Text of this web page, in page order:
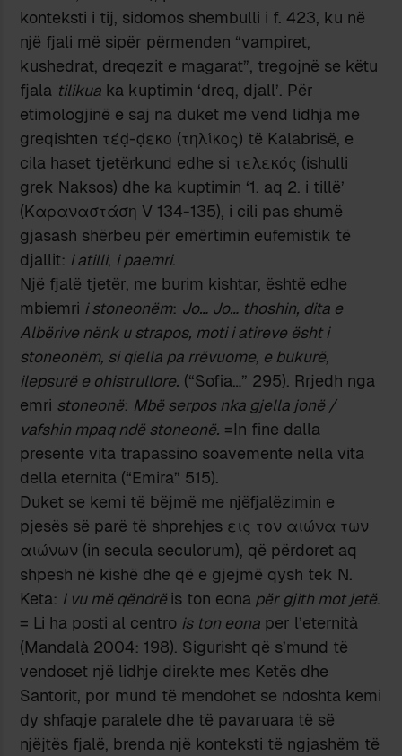
konteksti i tij, sidomos shembulli i f. 423, ku në
një fjali më sipër përmenden “vampiret,
kushedrat, dreqezit e magarat”, tregojnë se këtu
fjala tilikua ka kuptimin ‘dreq, djall’. Për
etimologjinë e saj na duket me vend lidhja me
greqishten τέḍ-ḍεκο (τηλίκος) të Kalabrisë, e
cila haset tjetërkund edhe si τελεκός (ishulli
grek Νaksos) dhe ka kuptimin ‘1. aq 2. i tillë’
(Καραναστάση V 134-135), i cili pas shumë
gjasash shërbeu për emërtimin eufemistik të
djallit: i atilli, i paemri.
Një fjalë tjetër, me burim kishtar, është edhe
mbiemri i stoneonëm: Jo… Jo… thoshin, dita e
Albërive nënk u strapos, moti i atireve ësht i
stoneonëm, si qiella pa rrëvuome, e bukurë,
ilepsurë e ohistrullore. (“Sofia…” 295). Rrjedh nga
emri stoneonë: Mbë serpos nka gjella jonë /
vafshin mpaq ndë stoneonë. =In fine dalla
presente vita trapassino soavemente nella vita
della eternita (“Emira” 515).
Duket se kemi të bëjmë me njëfjalëzimin e
pjesës së parë të shprehjes εις τον αιώνα των
αιώνων (in secula seculorum), që përdoret aq
shpesh në kishë dhe që e gjejmë qysh tek N.
Keta: I vu më qëndrë is ton eona për gjith mot jetë.
= Li ha posti al centro is ton eona per l’eternità
(Mandalà 2004: 198). Sigurisht që s’mund të
vendoset një lidhje direkte mes Ketës dhe
Santorit, por mund të mendohet se ndoshta kemi
dy shfaqje paralele dhe të pavaruara të së
njëjtës fjalë, brenda një konteksti të ngjashëm të